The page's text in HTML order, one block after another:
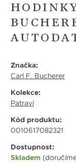
Značka:
Carl F. Bucherer
Kolekce:
Patravi
Kód produktu:
0010617082321
Dostupnost:
Skladem